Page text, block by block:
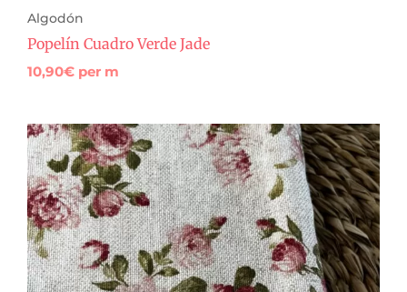
Algodón
Popelín Cuadro Verde Jade
10,90€ per m